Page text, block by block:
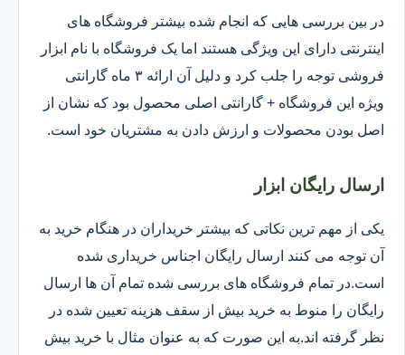
در بین بررسی هایی که انجام شده بیشتر فروشگاه های
اینترنتی دارای این ویژگی هستند اما یک فروشگاه با نام ابزار
فروشی توجه را جلب کرد و دلیل آن ارائه ۳ ماه گارانتی
ویژه این فروشگاه + گارانتی اصلی محصول بود که نشان از
اصل بودن محصولات و ارزش دادن به مشتریان خود است.
ارسال رایگان ابزار
یکی از مهم ترین نکاتی که بیشتر خریداران در هنگام خرید به
آن توجه می کنند ارسال رایگان اجناس خریداری شده
است.در تمام فروشگاه های بررسی شده تمام آن ها ارسال
رایگان را منوط به خرید بیش از سقف هزینه تعیین شده در
نظر گرفته اند.به این صورت که به عنوان مثال با خرید بیش